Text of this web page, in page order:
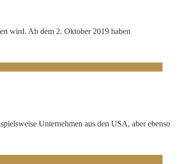
wird. Ab dem 2. Oktober 2019 haben
Unternehmen aus den USA, aber ebenso